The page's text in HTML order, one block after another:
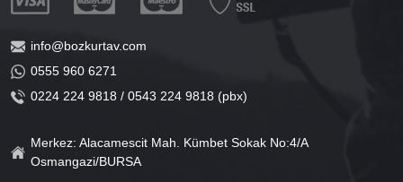
info@bozkurtav.com
0555 960 6271
0224 224 9818 / 0543 224 9818 (pbx)
Merkez: Alacamescit Mah. Kümbet Sokak No:4/A
Osmangazi/BURSA